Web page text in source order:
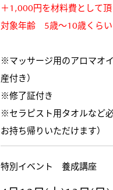
＋1,000円を材料費として頂
対象年齢 5歳～10歳くら
※マッサージ用のアロマオ
産付き）
※修了証付き
※セラピスト用タオルなど
お持ち帰りいただけます）
特別イベント 養成講座